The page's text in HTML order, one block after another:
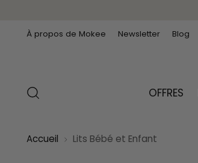
À propos de Mokee Newsletter Blog
OFFRES
Accueil Lits Bébé et Enfant